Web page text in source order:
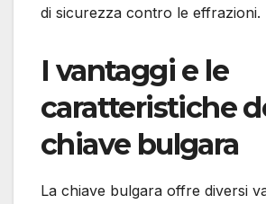
di sicurezza contro le effrazioni.
I vantaggi e le
caratteristiche
chiave bulgara
La chiave bulgara offre diversi